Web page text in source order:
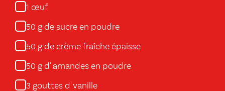
1 œuf
50 g de sucre en poudre
50 g de crème fraîche épaisse
50 g d' amandes en poudre
3 gouttes d' vanille